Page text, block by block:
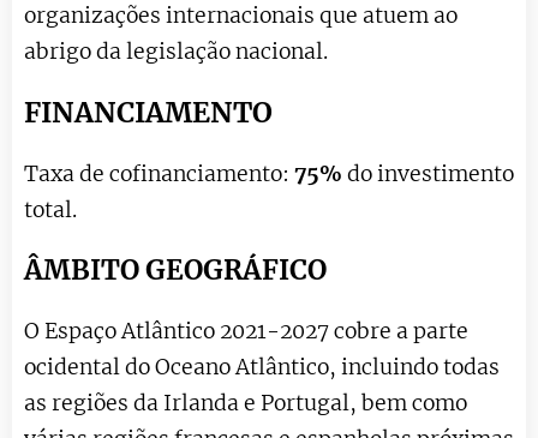
organizações internacionais que atuem ao
abrigo da legislação nacional.
FINANCIAMENTO
Taxa de cofinanciamento: 75% do investimento
total.
ÂMBITO GEOGRÁFICO
O Espaço Atlântico 2021-2027 cobre a parte
ocidental do Oceano Atlântico, incluindo todas
as regiões da Irlanda e Portugal, bem como